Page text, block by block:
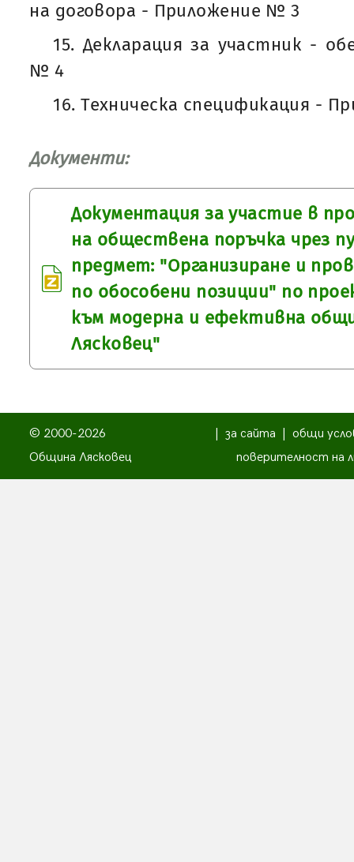
на договора - Приложение № 3
15. Декларация за участник -
№ 4
16. Техническа спецификация -
Документи:
Документация за участие в
на обществена поръчка чрез
предмет: "Организиране и
по обособени позиции" по
към модерна и ефективна
Лясковец"
© 2000-2026
Община Лясковец
за сайта
общи
поверителност на